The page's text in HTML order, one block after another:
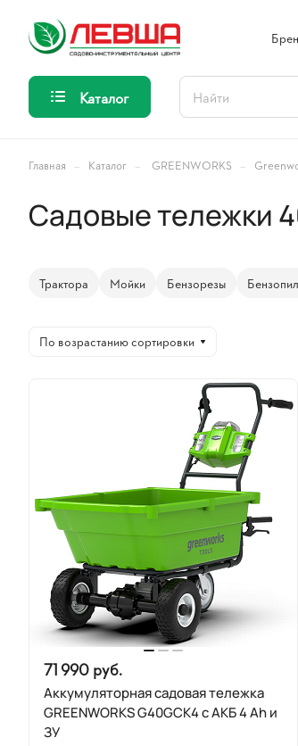
Каталог
Главная – Каталог – GREENWORKS –
Садовые тележки
Трактора Мойки Бензорезы
По возрастанию сортировки
71 990 руб.
Аккумуляторная садовая тележка
GREENWORKS G40GCK4 с АКБ 4 Ah и
ЗУ